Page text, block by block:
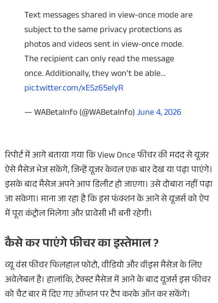
Text messages shared in view-once mode are
subject to the same privacy protections as
photos and videos sent in view-once mode.
The recipient can only read the message
once. Additionally, they won’t be able…
pic.twitter.com/xESz65elyR
— WABetaInfo (@WABetaInfo)June 4, 2026
रिपोर्ट में आगे बताया गया कि View Once फीचर की मदद से यूजर
ऐसे मैसेज भेज सकेंगे, जिन्हें यूजर केवल एक बार देख या पढ़ा पाएंगे।
इसके बाद मैसेज अपने आप डिलीट हो जाएगा। उसे दोबारा नहीं पढ़ा
जा सकेगा। माना जा रहा है कि इस फंक्शन के आने से यूजर्स को ऐप
में पूरा कंट्रोल मिलेगा और प्रावेसी भी बनी रहेगी।
कैसे कर पाएंगे फीचर का इस्तेमाल ?
व्यू वंस फीचर फिलहाल फोटो, वीडियो और वॉइस मैसेज के लिए
अवेलेबल है। हालांकि, टेक्स्ट मैसेज में आने के बाद यूजर्स इस फीचर
को चैट बार में दिए गए ऑप्शन पर टैप करके ऑन कर सकेंगे।